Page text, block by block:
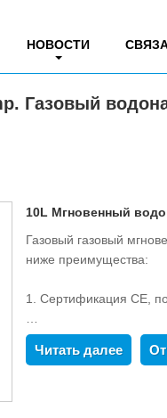
НОВОСТИ
Газовый
10L Мгновенный
Газовый газовый
ниже преимущества:
1. Сертификация CE,
2. Сенсорный экран с
Читать далее